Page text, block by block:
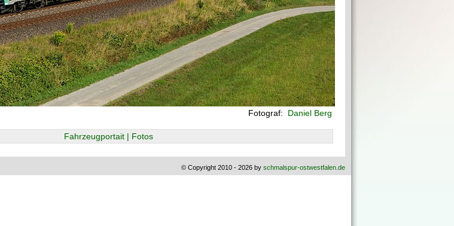
Fotograf: Daniel Berg
Fahrzeugportait | Fotos
© Copyright 2010 - 2026 by schmalspur-ostwestfalen.de